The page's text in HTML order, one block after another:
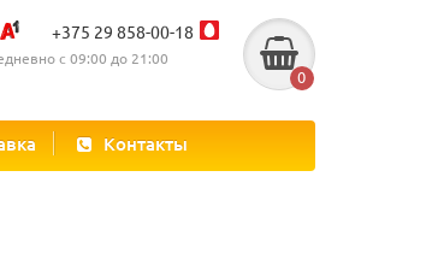
+375 29 858-00-18
с 09:00 до 21:00
0
Контакты